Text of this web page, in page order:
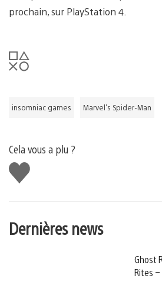
prochain, sur PlayStation 4.
insomniac games Marvel's Spider-Man
Cela vous a plu ?
J'aime
Dernières news
Ghost
Rites –